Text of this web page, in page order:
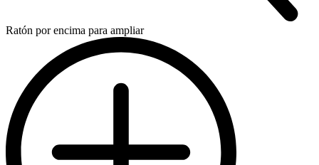
Ratón por encima para ampliar